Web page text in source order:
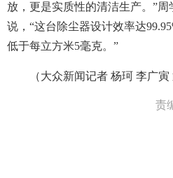
放，更是实质性的清洁生产。”
说，“这台除尘器设计效率达
低于每立方米5毫克。”
（大众新闻记者 杨珂 李广寅
责